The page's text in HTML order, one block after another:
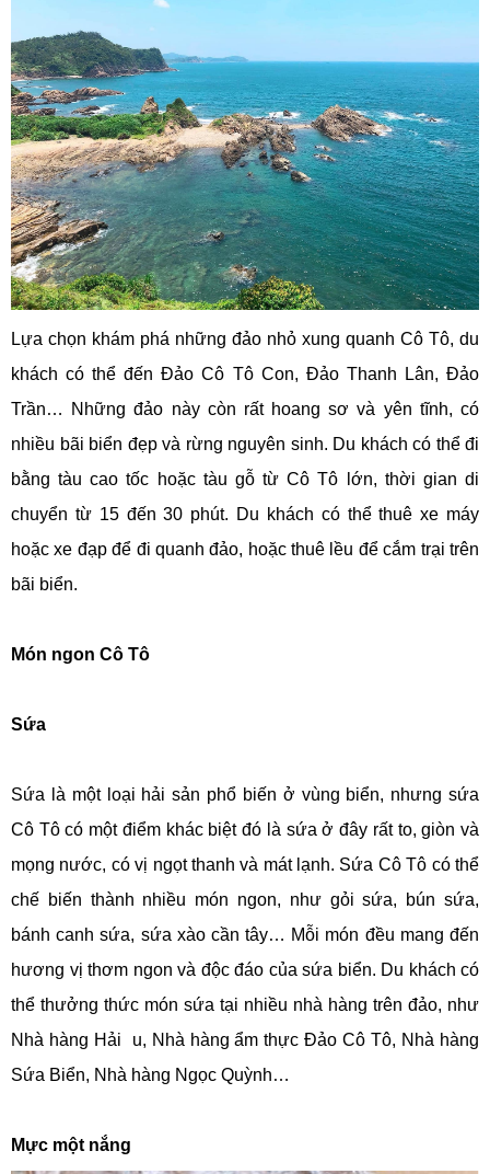
Lựa chọn khám phá những đảo nhỏ xung quanh Cô Tô, du
khách có thể đến Đảo Cô Tô Con, Đảo Thanh Lân, Đảo
Trần… Những đảo này còn rất hoang sơ và yên tĩnh, có
nhiều bãi biển đẹp và rừng nguyên sinh. Du khách có thể đi
bằng tàu cao tốc hoặc tàu gỗ từ Cô Tô lớn, thời gian di
chuyển từ 15 đến 30 phút. Du khách có thể thuê xe máy
hoặc xe đạp để đi quanh đảo, hoặc thuê lều để cắm trại trên
bãi biển.
Món ngon Cô Tô
Sứa
Sứa là một loại hải sản phổ biến ở vùng biển, nhưng sứa
Cô Tô có một điểm khác biệt đó là sứa ở đây rất to, giòn và
mọng nước, có vị ngọt thanh và mát lạnh. Sứa Cô Tô có thể
chế biến thành nhiều món ngon, như gỏi sứa, bún sứa,
bánh canh sứa, sứa xào cần tây… Mỗi món đều mang đến
hương vị thơm ngon và độc đáo của sứa biển. Du khách có
thể thưởng thức món sứa tại nhiều nhà hàng trên đảo, như
Nhà hàng Hải u, Nhà hàng ẩm thực Đảo Cô Tô, Nhà hàng
Sứa Biển, Nhà hàng Ngọc Quỳnh…
Mực một nắng